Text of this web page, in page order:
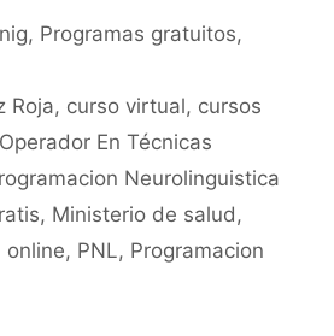
at
A
p
p
m
ar
tir
, Programas gratuitos,
Roja, curso virtual, cursos
En Técnicas
Neurolinguistica
, Ministerio de salud ,
online, PNL, Programacion